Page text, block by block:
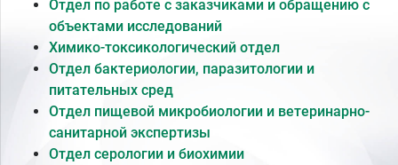
Отдел по работе с заказчиками и обращению с
объектами исследований
Химико-токсикологический отдел
Отдел бактериологии, паразитологии и
питательных сред
Отдел пищевой микробиологии и ветеринарно-
санитарной экспертизы
Отдел серологии и биохимии